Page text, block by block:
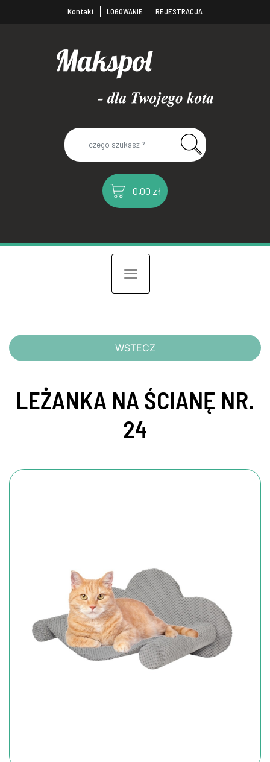
Kontakt LOGOWANIE REJESTRACJA
0,00 zł
Toggle navigation
WSTECZ
LEŻANKA NA ŚCIANĘ NR.
24